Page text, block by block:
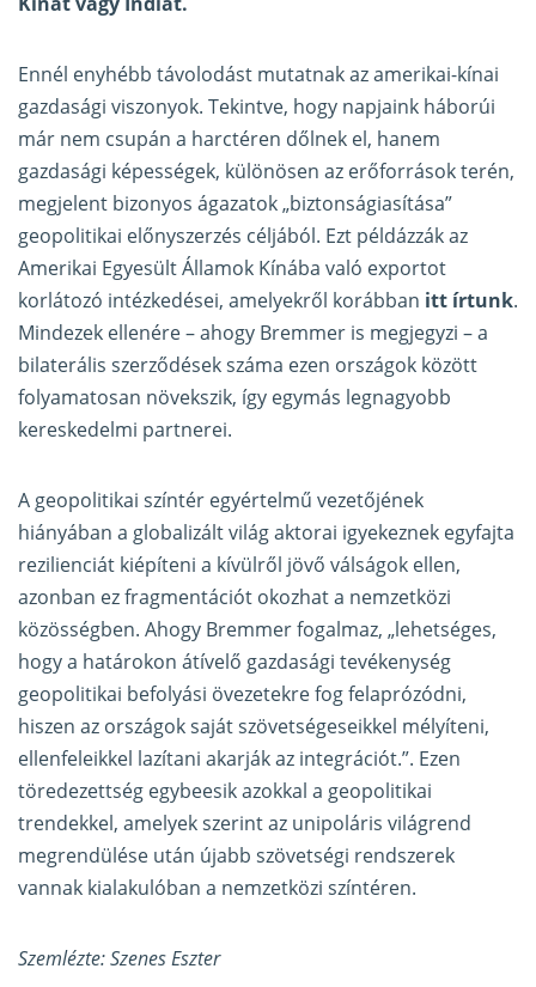
Ennél enyhébb távolodást mutatnak az amerikai-kínai
gazdasági viszonyok. Tekintve, hogy napjaink háborúi
már nem csupán a harctéren dőlnek el, hanem
gazdasági képességek, különösen az erőforrások terén,
megjelent bizonyos ágazatok „biztonságiasítása”
geopolitikai előnyszerzés céljából. Ezt példázzák az
Amerikai Egyesült Államok Kínába való exportot
korlátozó intézkedései, amelyekről korábban itt írtunk.
Mindezek ellenére – ahogy Bremmer is megjegyzi – a
bilaterális szerződések száma ezen országok között
folyamatosan növekszik, így egymás legnagyobb
kereskedelmi partnerei.
A geopolitikai színtér egyértelmű vezetőjének
hiányában a globalizált világ aktorai igyekeznek egyfajta
rezilienciát kiépíteni a kívülről jövő válságok ellen,
azonban ez fragmentációt okozhat a nemzetközi
közösségben. Ahogy Bremmer fogalmaz, „lehetséges,
hogy a határokon átívelő gazdasági tevékenység
geopolitikai befolyási övezetekre fog felaprózódni,
hiszen az országok saját szövetségeseikkel mélyíteni,
ellenfeleikkel lazítani akarják az integrációt.”. Ezen
töredezettség egybeesik azokkal a geopolitikai
trendekkel, amelyek szerint az unipoláris világrend
megrendülése után újabb szövetségi rendszerek
vannak kialakulóban a nemzetközi színtéren.
Szemlézte: Szenes Eszter